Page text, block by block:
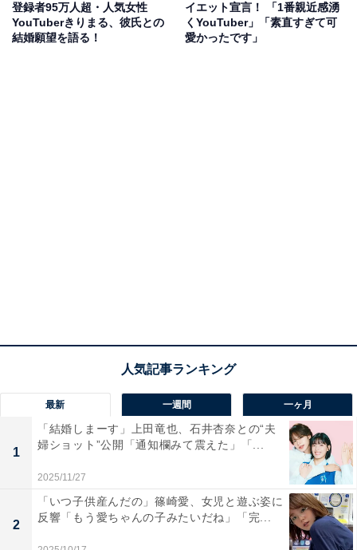
登録者95万人超・人気女性
YouTuberきりまる、彼氏との
結婚願望を語る！
イエット宣言！ 「1番親近感湧
くYouTuber」「素直すぎて可
愛かったです」
最新 一週間 一ヶ月
1
「結婚しまーす」上田竜也、石井杏奈との“夫
婦ショット”公開「通知欄みて震えた」「...
2025/11/27
2
「いつ子供産んだの」篠崎愛、女児と遊ぶ姿に
反響「もう愛ちゃんの子みたいだね」「完...